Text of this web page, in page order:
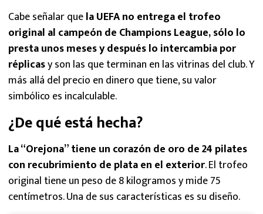
Cabe señalar quela UEFA no entrega el trofeo
original al campeón de Champions League, sólo lo
presta unos meses y después lo intercambia por
réplicasy son las que terminan en las vitrinas del club. Y
más allá del precio en dinero que tiene, su valor
simbólico es incalculable.
¿De qué está hecha?
La “Orejona” tiene un corazón de oro de 24 pilates
con recubrimiento de plata en el exterior. El trofeo
original tiene un peso de 8 kilogramos y mide 75
centímetros. Una de sus características es su diseño.